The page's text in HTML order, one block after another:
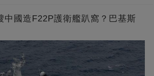
中國造F22P護衛艦趴窩？巴基斯